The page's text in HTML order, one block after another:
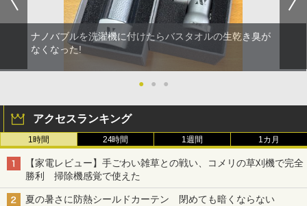
ナノバブルを洗濯機に付けたらバスタオルの生乾き臭が
なくなった!
● ● ●
アクセスランキング
1時間 24時間 1週間 1カ月
【家電レビュー】手ごわい雑草との戦い、コメリの草刈機で完全
勝利 掃除機感覚で使えた
夏の暑さに防熱シールドカーテン 閉めても暗くならない